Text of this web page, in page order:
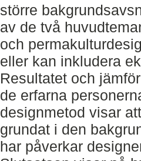
större
av de två
och
eller kan inkludera
Resultatet och
de erfarna
designmetod visar
grundat i den
har påverkar